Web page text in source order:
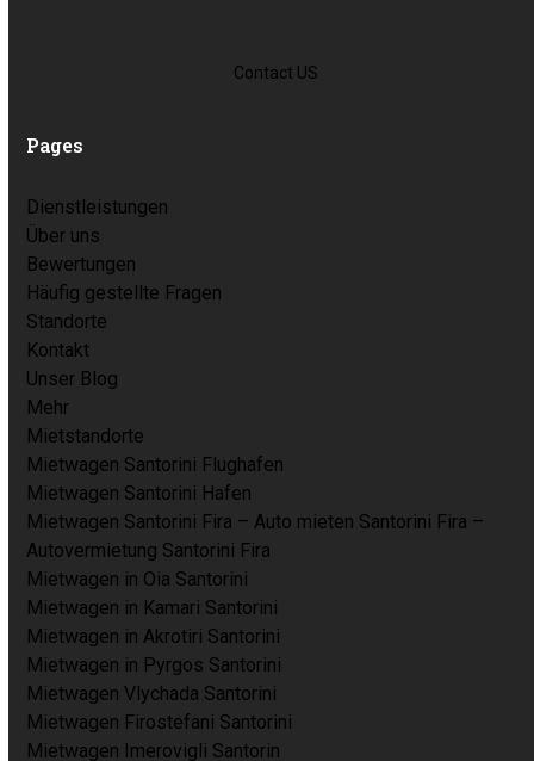
Contact US
Pages
Dienstleistungen
Über uns
Bewertungen
Häufig gestellte Fragen
Standorte
Kontakt
Unser Blog
Mehr
Mietstandorte
Mietwagen Santorini Flughafen
Mietwagen Santorini Hafen
Mietwagen Santorini Fira – Auto mieten Santorini Fira –
Autovermietung Santorini Fira
Mietwagen in Oia Santorini
Mietwagen in Kamari Santorini
Mietwagen in Akrotiri Santorini
Mietwagen in Pyrgos Santorini
Mietwagen Vlychada Santorini
Mietwagen Firostefani Santorini
Mietwagen Imerovigli Santorin